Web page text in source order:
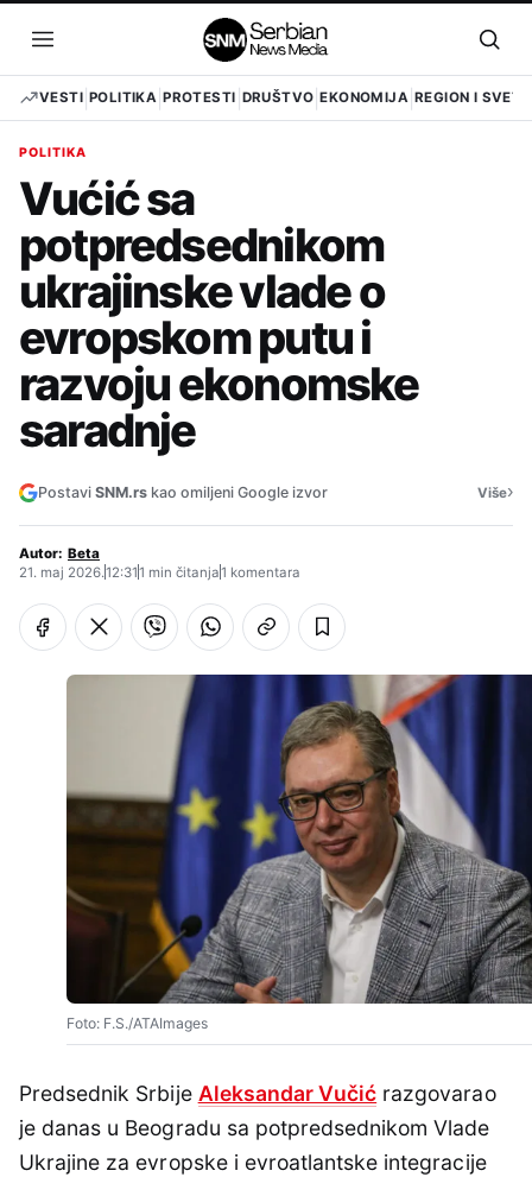
sadržaj
Otvori
meni
VESTI POLITIKA PROTESTI DRUŠTVO EKONOMIJA REGION I SVET
POLITIKA
Vućić sa
potpredsednikom
ukrajinske vlade o
evropskom putu i
razvoju ekonomske
saradnje
Postavi SNM.rs kao omiljeni Google izvor Više›
Autor: Beta
21. maj 2026.12:311 min čitanja1 komentara
Foto: F.S./ATAImages
Predsednik Srbije Aleksandar Vučić razgovarao
je danas u Beogradu sa potpredsednikom Vlade
Ukrajine za evropske i evroatlantske integracije